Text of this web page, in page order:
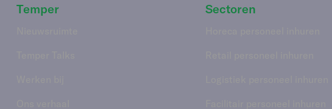
Temper Sectoren